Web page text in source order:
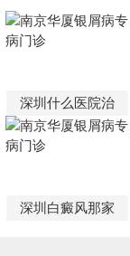
深圳什么医院治
深圳白癜风那家